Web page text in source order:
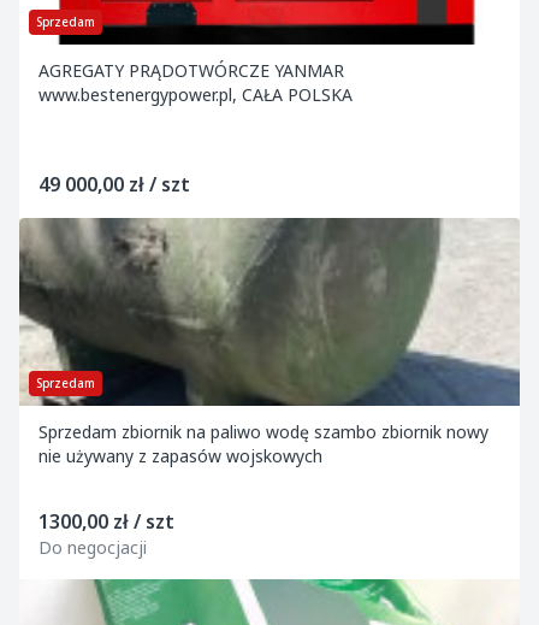
Sprzedam
AGREGATY PRĄDOTWÓRCZE YANMAR
www.bestenergypower.pl, CAŁA POLSKA
49 000,00 zł / szt
Sprzedam
Sprzedam zbiornik na paliwo wodę szambo zbiornik nowy
nie używany z zapasów wojskowych
1300,00 zł / szt
Do negocjacji